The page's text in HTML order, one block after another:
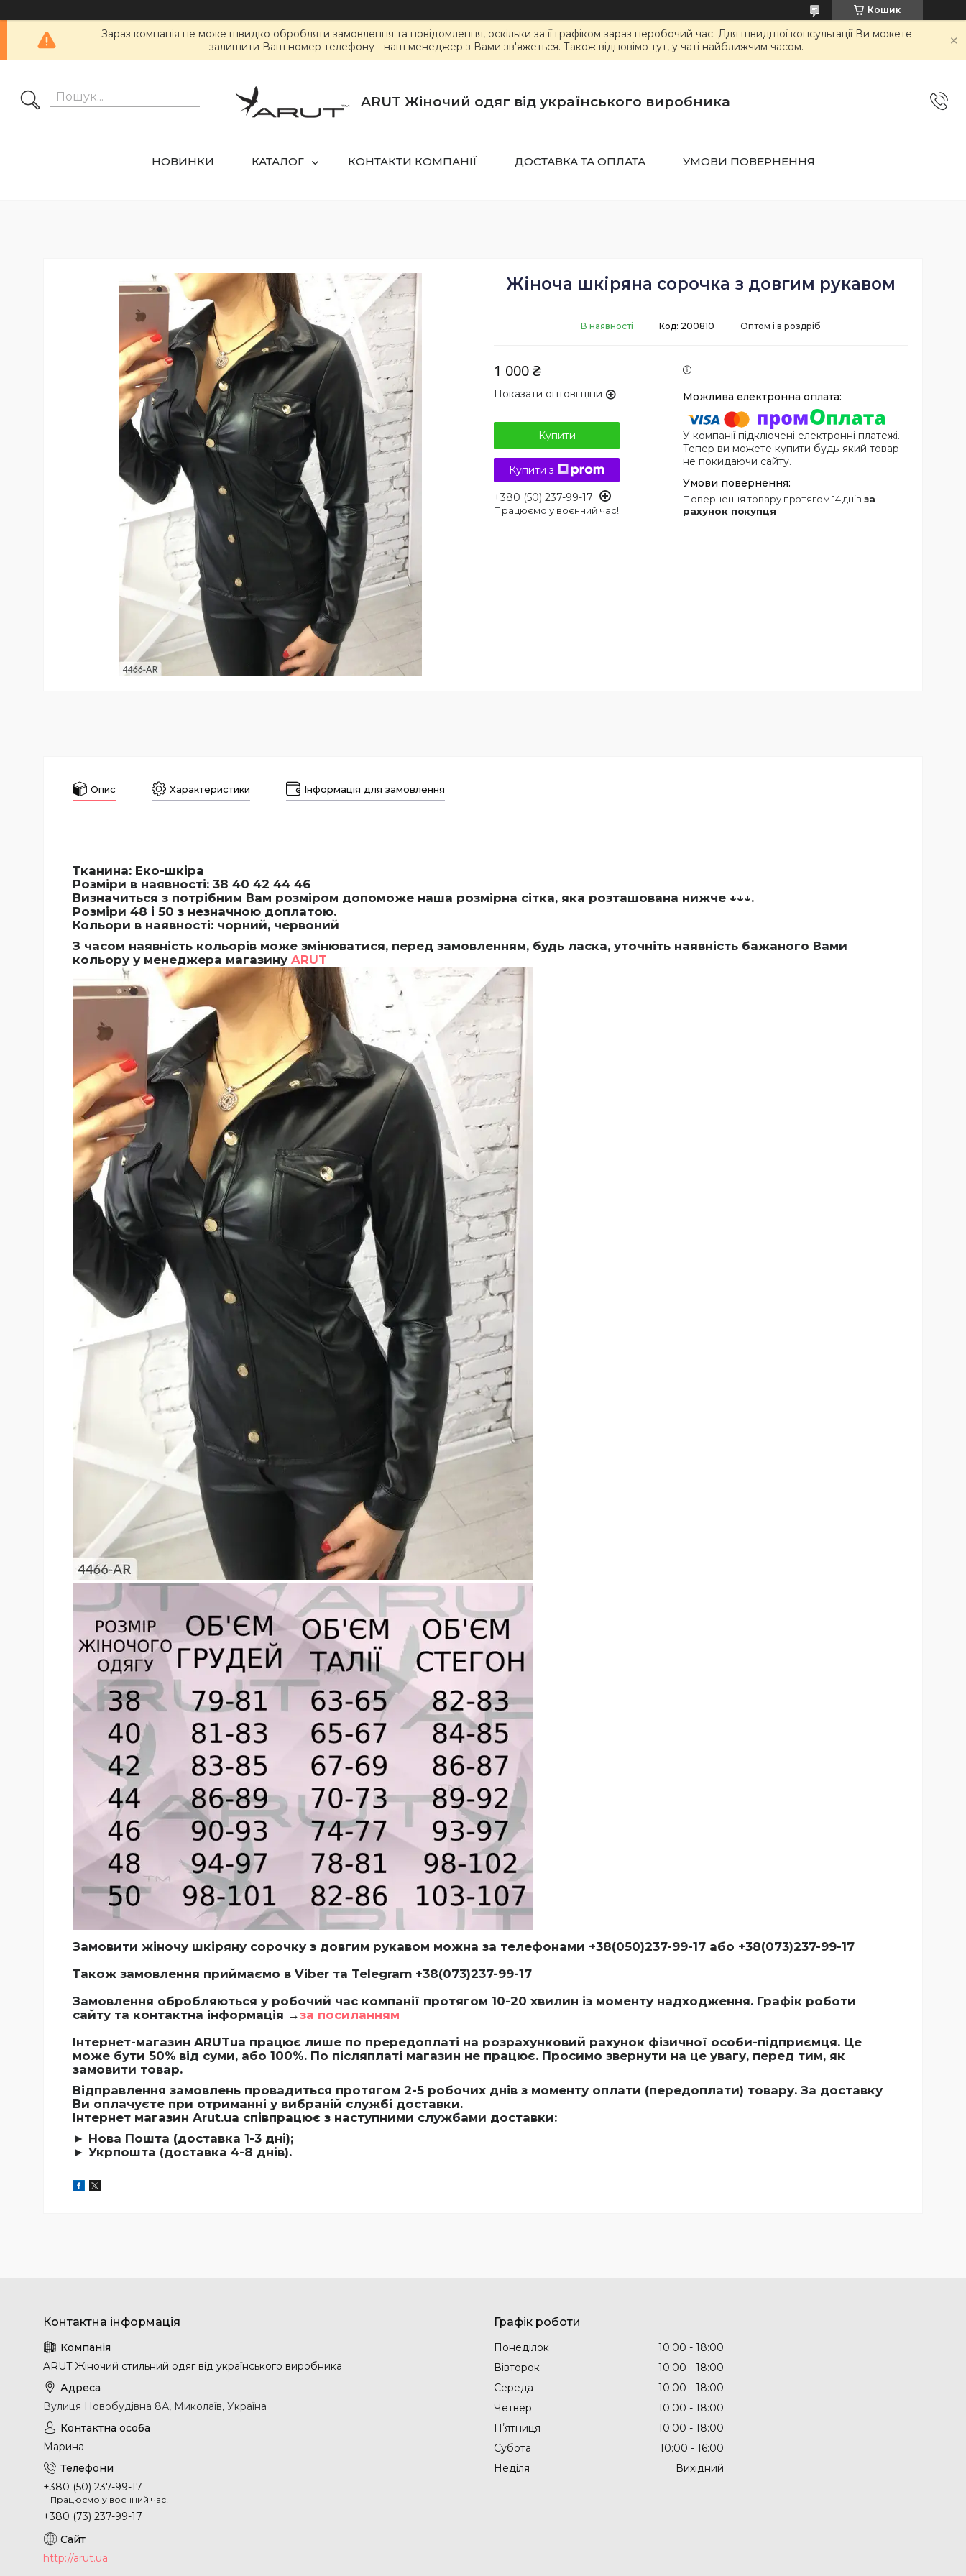
Кошик
Зараз компанія не може швидко обробляти замовлення та повідомлення, оскільки за її графіком зараз неробочий час. Для швидшої консультації Ви можете
залишити Ваш номер телефону - наш менеджер з Вами зв'яжеться. Також відповімо тут, у чаті найближчим часом.
ARUT Жіночий одяг від українського виробника
НОВИНКИ КАТАЛОГ КОНТАКТИ КОМПАНІЇ ДОСТАВКА ТА ОПЛАТА УМОВИ ПОВЕРНЕННЯ
Жіноча шкіряна сорочка з довгим рукавом
В наявності Оптом і в роздріб
Код: 200810
1 000 ₴
Показати оптові ціни
Купити
Купити з
+380 (50) 237-99-17
Працюємо у воєнний час!
У компанії підключені електронні платежі.
Тепер ви можете купити будь-який товар
не покидаючи сайту.
повернення товару протягом 14 днів за
рахунок покупця
Опис Характеристики Інформація для замовлення
Тканина: Еко-шкіра
Розміри в наявності: 38 40 42 44 46
Визначиться з потрібним Вам розміром допоможе наша розмірна сітка, яка розташована нижче ↓↓↓.
Розміри 48 і 50 з незначною доплатою.
Кольори в наявності: чорний, червоний
З часом наявність кольорів може змінюватися, перед замовленням, будь ласка, уточніть наявність бажаного Вами
кольору у менеджера магазину ARUT
Замовити жіночу шкіряну сорочку з довгим рукавом можна за телефонами +38(050)237-99-17 або +38(073)237-99-17
Також замовлення приймаємо в Viber та Telegram +38(073)237-99-17
Замовлення обробляються у робочий час компанії протягом 10-20 хвилин із моменту надходження. Графік роботи
сайту та контактна інформація →за посиланням
Інтернет-магазин ARUTua працює лише по прередоплаті на розрахунковий рахунок фізичної особи-підприємця. Це
може бути 50% від суми, або 100%. По післяплаті магазин не працює. Просимо звернути на це увагу, перед тим, як
замовити товар.
Відправлення замовлень провадиться протягом 2-5 робочих днів з моменту оплати (передоплати) товару. За доставку
Ви оплачуєте при отриманні у вибраній службі доставки.
Інтернет магазин Arut.ua співпрацює з наступними службами доставки:
► Нова Пошта (доставка 1-3 дні);
► Укрпошта (доставка 4-8 днів).
ARUT Жіночий стильний одяг від українського виробника
Вулиця Новобудівна 8А, Миколаїв, Україна
Марина
+380 (50) 237-99-17
Працюємо у воєнний час!
+380 (73) 237-99-17
http://arut.ua
Графік роботи
Понеділок 10:00
18:00
Вівторок
10:00
18:00
Середа
10:00
18:00
Четвер
10:00
18:00
Пʼятниця
10:00
18:00
Субота
10:00
16:00
Неділя
Вихідний